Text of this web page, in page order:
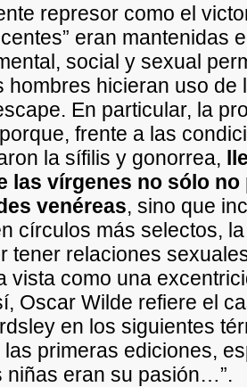
represor como el
eran mantenidas
social y sexual
hombres hicieran uso de
En particular, la
frente a las
la sífilis y gonorrea,
las vírgenes no sólo
venéreas, sino que
círculos más selectos,
tener relaciones
vista como una
Oscar Wilde refiere el
en los siguientes
primeras ediciones,
niñas eran su pasión…”.